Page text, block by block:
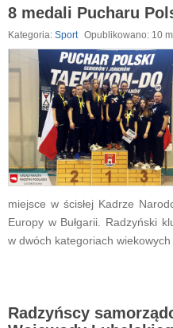
8 medali Pucharu
Kategoria: Sport Opublikowano: 10
miejsce w ścisłej Kadrze
Europy w Bułgarii. Radzyński
w dwóch kategoriach wiekowych
Radzyńscy